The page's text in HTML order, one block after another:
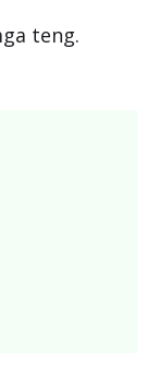
teng.